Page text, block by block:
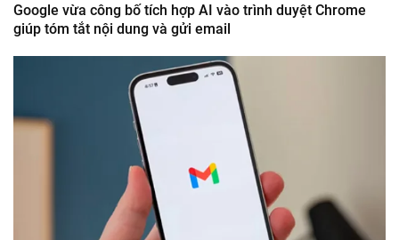
Google vừa công bố tích hợp AI vào trình duyệt Chrome
giúp tóm tắt nội dung và gửi email